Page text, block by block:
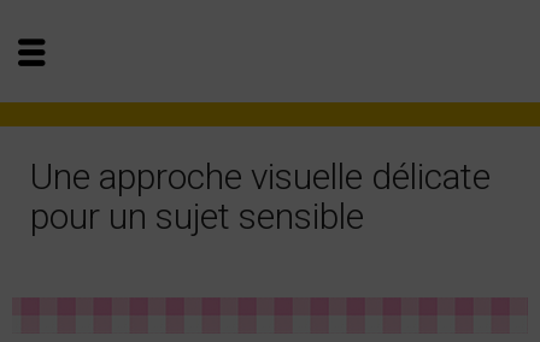
Une approche visuelle délicate
pour un sujet sensible